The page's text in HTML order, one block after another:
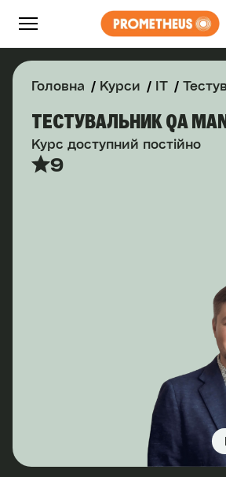
Головна Курси IT
ТЕСТУВАЛЬНИК QA
Курс доступний постійно
9